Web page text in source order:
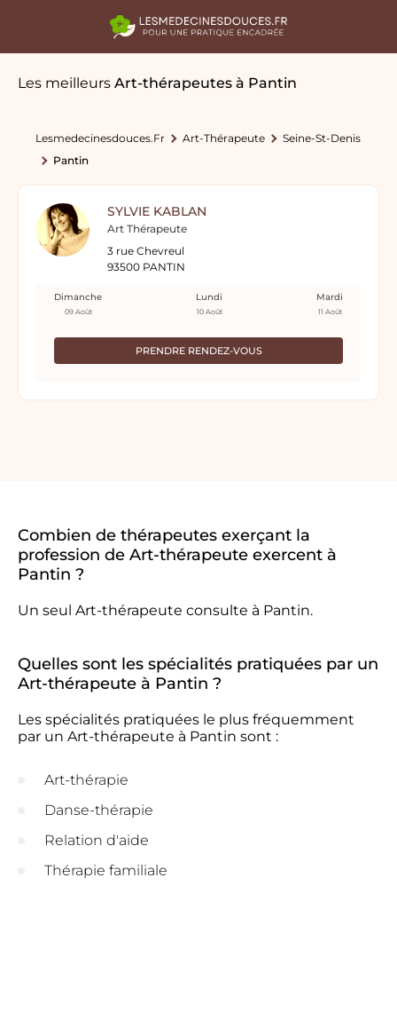
Les meilleurs Art-thérapeutes à Pantin
Lesmedecinesdouces.fr Art-Thérapeute
Seine-St-Denis
Pantin
SYLVIE KABLAN
Art Thérapeute
3 rue Chevreul
93500 PANTIN
PRENDRE RENDEZ-VOUS
Dimanche
09 Août
Lundi
10 Août
Mardi
11 Août
Combien de thérapeutes exerçant la
profession de Art-thérapeute exercent à
Pantin ?
Un seul Art-thérapeute consulte à Pantin.
Quelles sont les spécialités pratiquées par un
Art-thérapeute à Pantin ?
Les spécialités pratiquées le plus fréquemment
par un Art-thérapeute à Pantin sont :
Art-thérapie
Danse-thérapie
Relation d'aide
Thérapie familiale